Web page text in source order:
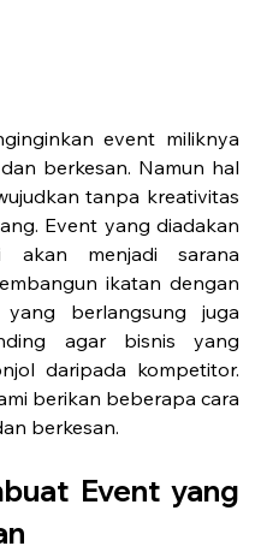
event miliknya
berkesan. Namun hal
tanpa kreativitas
Event yang diadakan
akan menjadi sarana
ikatan dengan
berlangsung juga
agar bisnis yang
daripada kompetitor.
berikan beberapa cara
berkesan.
Event yang